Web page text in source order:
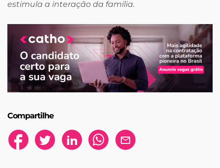
estimula a interação da família.
Compartilhe